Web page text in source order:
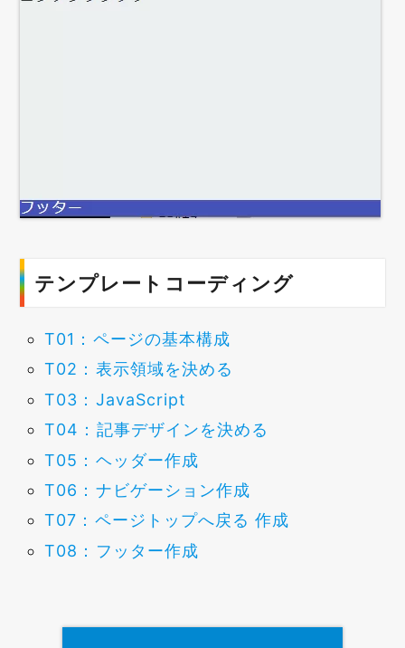
テンプレートコーディング
T01：ページの基本構成
T02：表示領域を決める
T03：JavaScript
T04：記事デザインを決める
T05：ヘッダー作成
T06：ナビゲーション作成
T07：ページトップへ戻る 作成
T08：フッター作成